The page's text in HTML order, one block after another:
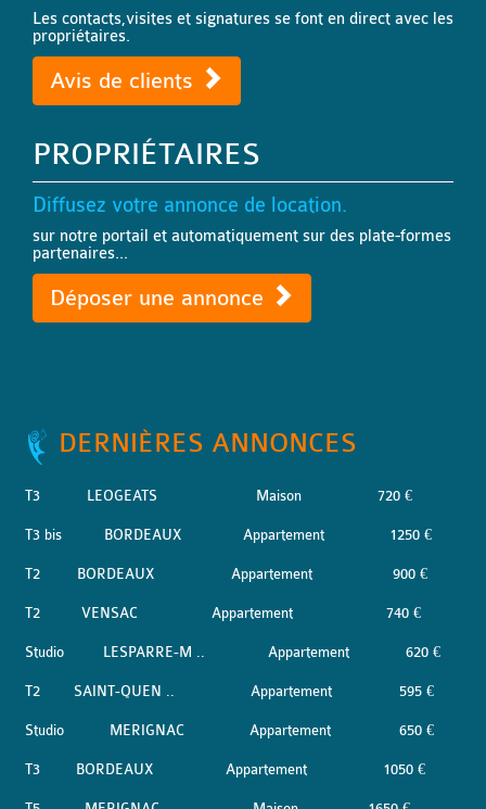
Les contacts,visites et signatures se font en direct avec les
propriétaires.
Avis de clients
PROPRIÉTAIRES
Diffusez votre annonce de location.
sur notre portail et automatiquement sur des plate-formes
partenaires...
Déposer une annonce
DERNIÈRES ANNONCES
T3 LEOGEATS Maison 720 €
T3 bis BORDEAUX Appartement 1250 €
T2 BORDEAUX Appartement 900 €
T2 VENSAC Appartement 740 €
Studio LESPARRE-M .. Appartement 620 €
T2 SAINT-QUEN .. Appartement 595 €
Studio MERIGNAC Appartement 650 €
T3 BORDEAUX Appartement 1050 €